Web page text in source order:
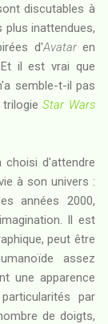
discutables à
inattendues,
d'Avataren
il est vrai que
semble-t-il pas
trilogieStar Wars
choisi d'attendre
à son univers :
années 2000,
Il est
peut être
assez
une apparence
par
de doigts,